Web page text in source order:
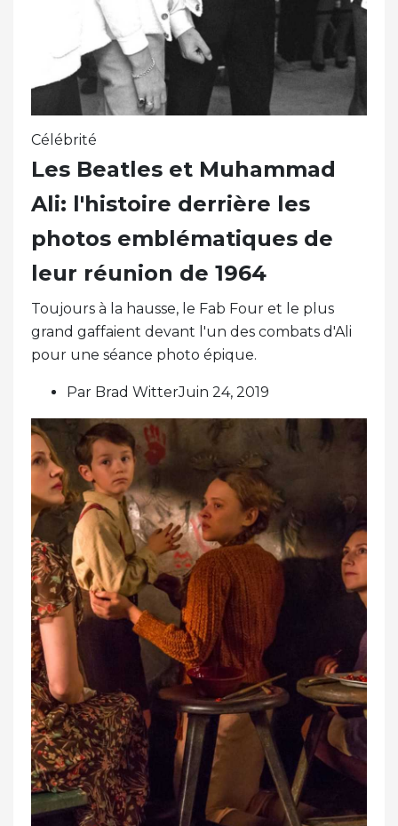
Célébrité
Les Beatles et Muhammad
Ali: l'histoire derrière les
photos emblématiques de
leur réunion de 1964
Toujours à la hausse, le Fab Four et le plus
grand gaffaient devant l'un des combats d'Ali
pour une séance photo épique.
Par Brad WitterJuin 24, 2019